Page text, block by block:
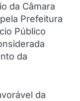
da Câmara
Prefeitura
Público
da
da